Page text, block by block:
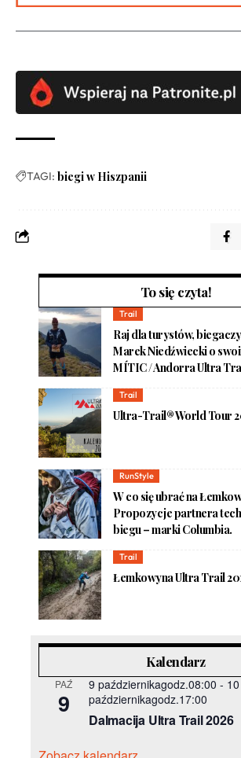
TAGI: biegi w Hiszpanii
To się czyta!
Trail
Raj dla turystów,
Marek Niedźwiecki o
MÍTIC / Andorra Ultra
Trail
Ultra-Trail® World Tour
RunStyle
W co się ubrać na
Propozycje partnera
biegu – marki Columbia.
Trail
Łemkowyna Ultra Trail
Kalendarz
PAŹ
9
9 październikagodz.08:00 - 10
październikagodz.17:00
Dalmacija Ultra Trail 2026